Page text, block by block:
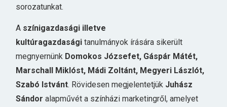
sorozatunkat.
A színigazdasági illetve
kultúragazdaságitanulmányok írására sikerült
megnyernünk Domokos Józsefet, Gáspár Mátét,
Marschall Miklóst, Mádi Zoltánt, Megyeri Lászlót,
Szabó Istvánt. Rövidesen megjelentetjük Juhász
Sándor alapművét a színházi marketingről, amelyet